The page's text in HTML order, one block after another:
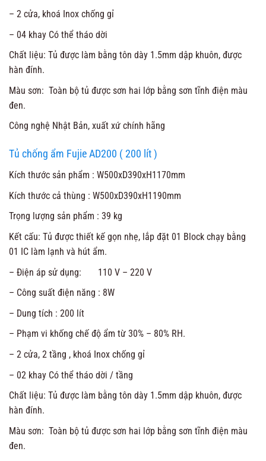
– 2 cửa, khoá Inox chống gỉ
– 04 khay Có thể tháo dời
Chất liệu: Tủ được làm bằng tôn dày 1.5mm dập khuôn, được
hàn đính.
Màu sơn: Toàn bộ tủ được sơn hai lớp bằng sơn tĩnh điện màu
đen.
Công nghệ Nhật Bản, xuất xứ chính hãng
Tủ chống ẩm Fujie AD200 ( 200 lít )
Kích thước sản phẩm : W500xD390xH1170mm
Kích thước cả thùng : W500xD390xH1190mm
Trọng lượng sản phẩm : 39 kg
Kết cấu: Tủ được thiết kế gọn nhẹ, lắp đặt 01 Block chạy bằng
01 IC làm lạnh và hút ẩm.
– Điện áp sử dụng: 110 V – 220 V
– Công suất điện năng : 8W
– Dung tích : 200 lít
– Phạm vi khống chế độ ẩm từ 30% – 80% RH.
– 2 cửa, 2 tầng , khoá Inox chống gỉ
– 02 khay Có thể tháo dời / tầng
Chất liệu: Tủ được làm bằng tôn dày 1.5mm dập khuôn, được
hàn đính.
Màu sơn: Toàn bộ tủ được sơn hai lớp bằng sơn tĩnh điện màu
đen.